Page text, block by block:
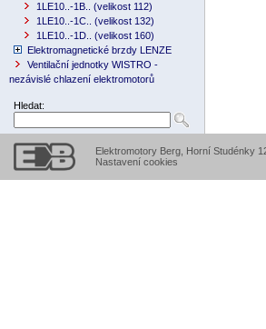
1LE10..-1B.. (velikost 112)
1LE10..-1C.. (velikost 132)
1LE10..-1D.. (velikost 160)
Elektromagnetické brzdy LENZE
Ventilační jednotky WISTRO -
nezávislé chlazení elektromotorů
Hledat:
Elektromotory Berg, Horní Studénky
Nastavení cookies